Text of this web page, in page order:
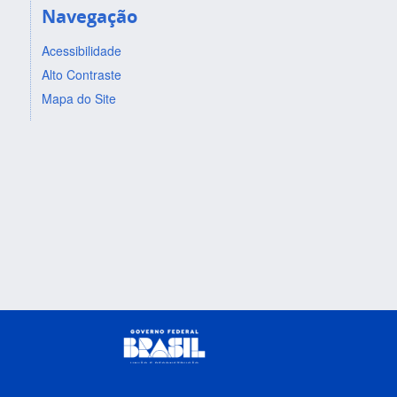
Navegação
Acessibilidade
Alto Contraste
Mapa do Site